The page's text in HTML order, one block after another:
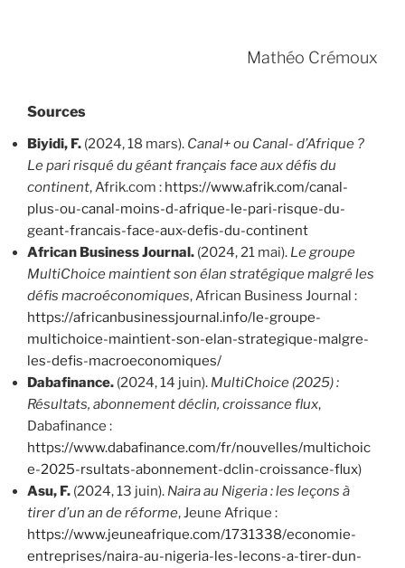
Mathéo Crémoux
Sources
Biyidi, F. (2024, 18 mars). Canal+ ou Canal- d’Afrique ?
Le pari risqué du géant français face aux défis du
continent, Afrik.com : https://www.afrik.com/canal-
plus-ou-canal-moins-d-afrique-le-pari-risque-du-
geant-francais-face-aux-defis-du-continent
African Business Journal. (2024, 21 mai). Le groupe
MultiChoice maintient son élan stratégique malgré les
défis macroéconomiques, African Business Journal :
https://africanbusinessjournal.info/le-groupe-
multichoice-maintient-son-elan-strategique-malgre-
les-defis-macroeconomiques/
Dabafinance. (2024, 14 juin). MultiChoice (2025) :
Résultats, abonnement déclin, croissance flux,
Dabafinance :
https://www.dabafinance.com/fr/nouvelles/multichoic
e-2025-rsultats-abonnement-dclin-croissance-flux)
Asu, F. (2024, 13 juin). Naira au Nigeria : les leçons à
tirer d’un an de réforme, Jeune Afrique :
https://www.jeuneafrique.com/1731338/economie-
entreprises/naira-au-nigeria-les-lecons-a-tirer-dun-